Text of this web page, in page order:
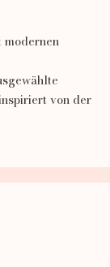
von der